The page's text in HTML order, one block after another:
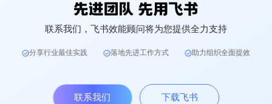
联系我们，飞书效能顾问将为您提供全力支持
分享行业最佳实践 落地先进工作方式 助力组织全面提效
联系我们 下载飞书